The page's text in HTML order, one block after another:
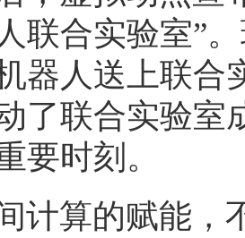
联合实验室”
器人送上联合
了联合实验室
要时刻。
计算的赋能，